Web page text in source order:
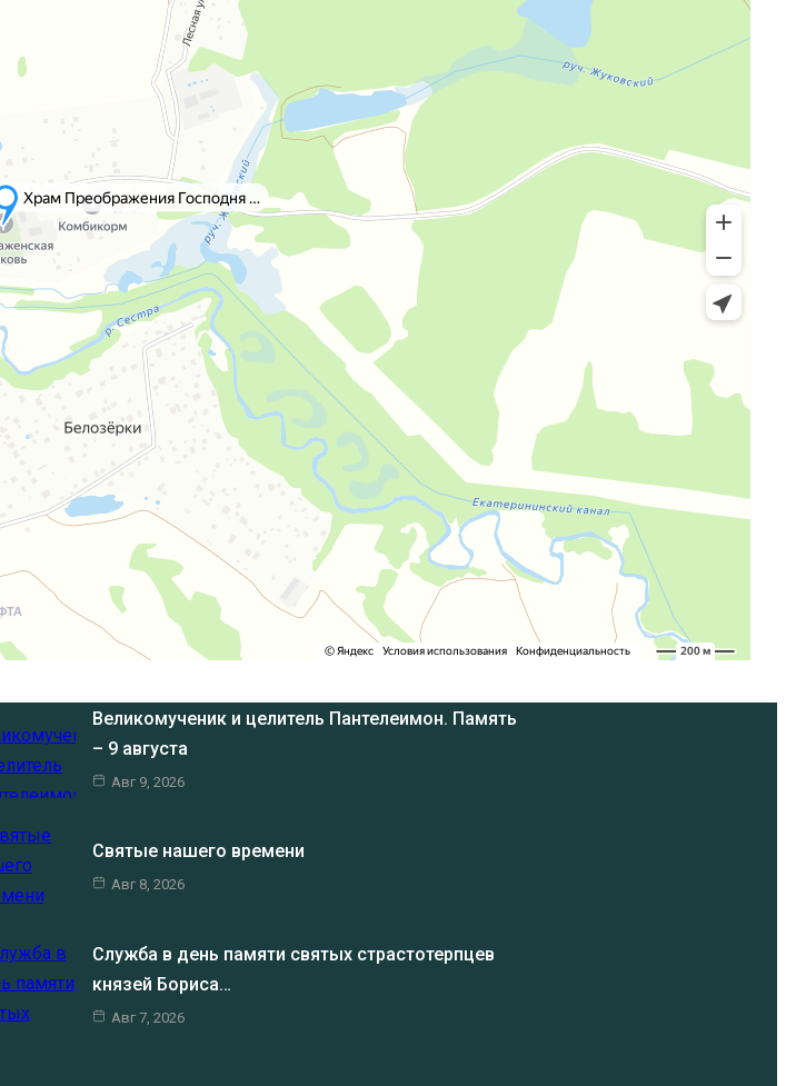
Великомученик и целитель Пантелеимон. Память
– 9 августа
Авг 9, 2026
Святые нашего времени
Авг 8, 2026
Служба в день памяти святых страстотерпцев
князей Бориса…
Авг 7, 2026